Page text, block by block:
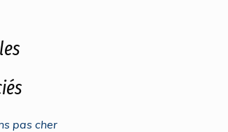
pas cher